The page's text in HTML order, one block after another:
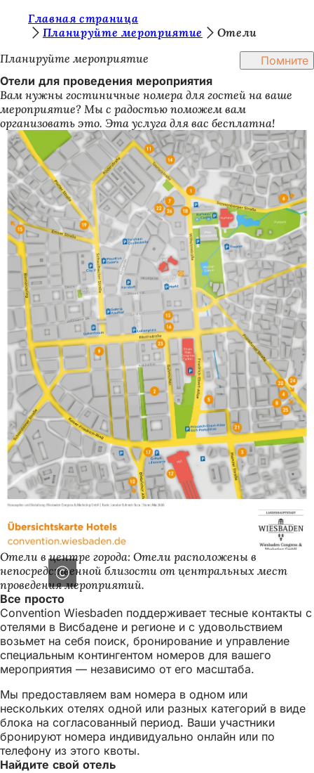
Перейти к содержимому
з
д
е
с
ь
Главная страница
Планируйте мероприятие
Отели
Планируйте мероприятие
Помните
Отели для проведения мероприятия
Вам нужны гостиничные номера для гостей на ваше
мероприятие? Мы с радостью поможем вам
организовать это. Эта услуга для вас бесплатна!
Отели в центре города: Отели расположены в
непосредственной близости от центральных мест
проведения мероприятий.
Все просто
Convention Wiesbaden поддерживает тесные контакты с
отелями в Висбадене и регионе и с удовольствием
возьмет на себя поиск, бронирование и управление
специальным контингентом номеров для вашего
мероприятия — независимо от его масштаба.
Мы предоставляем вам номера в одном или
нескольких отелях одной или разных категорий в виде
блока на согласованный период. Ваши участники
бронируют номера индивидуально онлайн или по
телефону из этого квоты.
Найдите свой отель